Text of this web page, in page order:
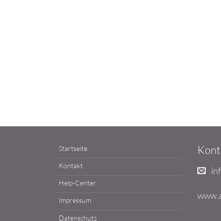
Startseite
Kontakt
Help-Center
Impressum
Datenschutz